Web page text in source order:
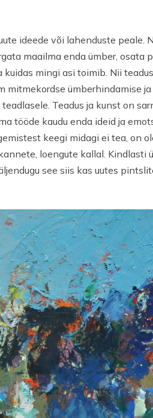
ideede või lahenduste peale.
maailma enda ümber, osata
mingi asi toimib. Nii
mitmekordse ümberhindamise
Teadus ja kunst on
tööde kaudu enda ideid ja
keegi midagi ei tea, on
loengute kallal. Kindlasti
see siis kas uutes